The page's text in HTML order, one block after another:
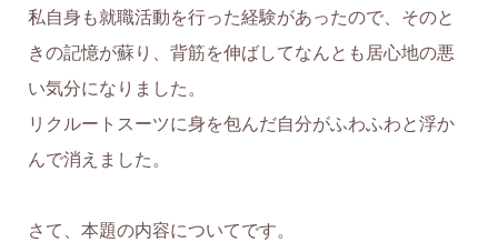
私自身も就職活動を行った経験があったので、そのと
きの記憶が蘇り、背筋を伸ばしてなんとも居心地の悪
い気分になりました。
リクルートスーツに身を包んだ自分がふわふわと浮か
んで消えました。
さて、本題の内容についてです。